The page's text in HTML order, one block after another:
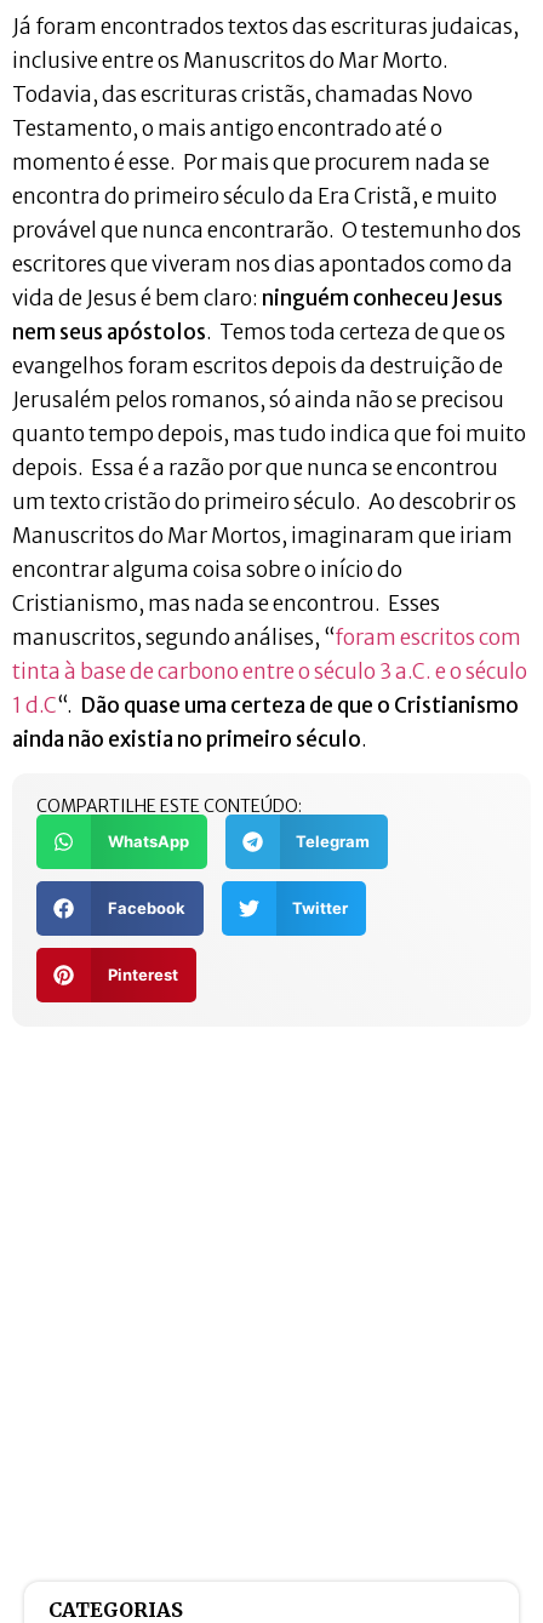
Já foram encontrados textos das escrituras judaicas,
inclusive entre os Manuscritos do Mar Morto.
Todavia, das escrituras cristãs, chamadas Novo
Testamento, o mais antigo encontrado até o
momento é esse. Por mais que procurem nada se
encontra do primeiro século da Era Cristã, e muito
provável que nunca encontrarão. O testemunho dos
escritores que viveram nos dias apontados como da
vida de Jesus é bem claro: ninguém conheceu Jesus
nem seus apóstolos. Temos toda certeza de que os
evangelhos foram escritos depois da destruição de
Jerusalém pelos romanos, só ainda não se precisou
quanto tempo depois, mas tudo indica que foi muito
depois. Essa é a razão por que nunca se encontrou
um texto cristão do primeiro século. Ao descobrir os
Manuscritos do Mar Mortos, imaginaram que iriam
encontrar alguma coisa sobre o início do
Cristianismo, mas nada se encontrou. Esses
manuscritos, segundo análises, “foram escritos com
tinta à base de carbono entre o século 3 a.C. e o século
1 d.C“. Dão quase uma certeza de que o Cristianismo
ainda não existia no primeiro século.
COMPARTILHE ESTE CONTEÚDO:
WhatsApp Telegram
Facebook Twitter
Pinterest
CATEGORIAS